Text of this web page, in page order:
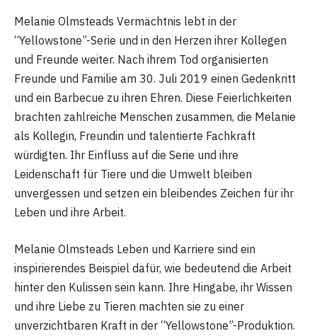
Melanie Olmsteads Vermächtnis lebt in der
“Yellowstone”-Serie und in den Herzen ihrer Kollegen
und Freunde weiter. Nach ihrem Tod organisierten
Freunde und Familie am 30. Juli 2019 einen Gedenkritt
und ein Barbecue zu ihren Ehren. Diese Feierlichkeiten
brachten zahlreiche Menschen zusammen, die Melanie
als Kollegin, Freundin und talentierte Fachkraft
würdigten. Ihr Einfluss auf die Serie und ihre
Leidenschaft für Tiere und die Umwelt bleiben
unvergessen und setzen ein bleibendes Zeichen für ihr
Leben und ihre Arbeit.
Melanie Olmsteads Leben und Karriere sind ein
inspirierendes Beispiel dafür, wie bedeutend die Arbeit
hinter den Kulissen sein kann. Ihre Hingabe, ihr Wissen
und ihre Liebe zu Tieren machten sie zu einer
unverzichtbaren Kraft in der “Yellowstone”-Produktion.